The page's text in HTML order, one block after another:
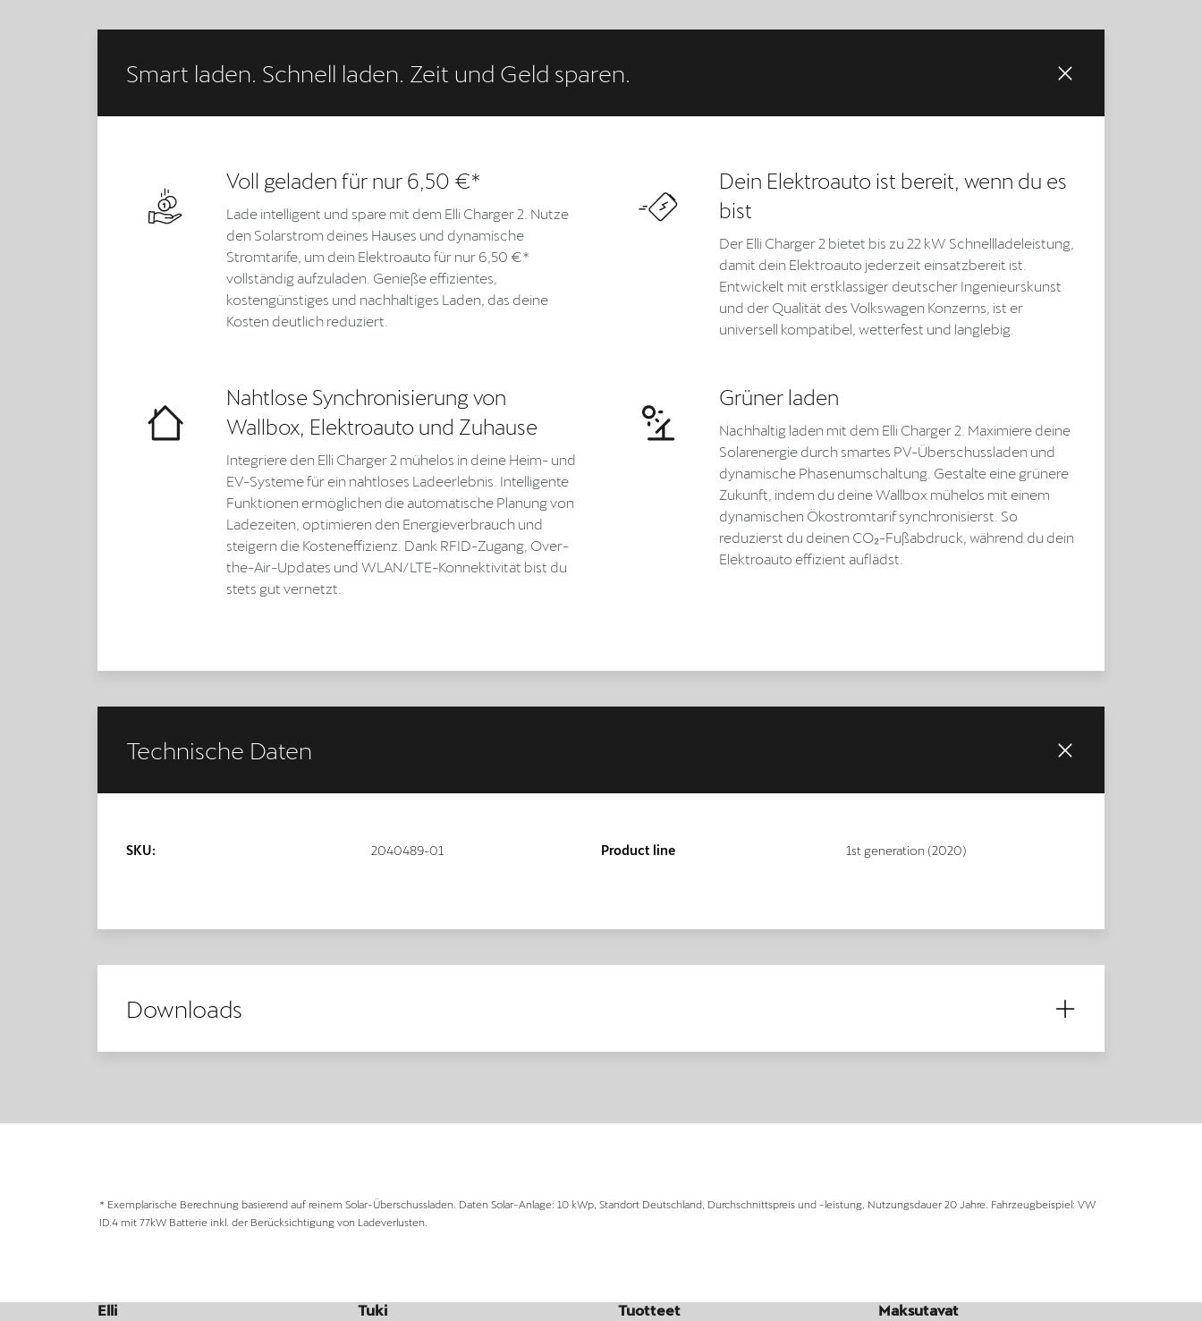
Smart laden. Schnell laden. Zeit und Geld sparen.
Voll geladen für nur 6,50 €*
Lade intelligent und spare mit dem Elli Charger 2. Nutze
den Solarstrom deines Hauses und dynamische
Stromtarife, um dein Elektroauto für nur 6,50 €*
vollständig aufzuladen. Genieße effizientes,
kostengünstiges und nachhaltiges Laden, das deine
Kosten deutlich reduziert.
Dein Elektroauto ist bereit, wenn du es
bist
Der Elli Charger 2 bietet bis zu 22 kW Schnellladeleistung,
damit dein Elektroauto jederzeit einsatzbereit ist.
Entwickelt mit erstklassiger deutscher Ingenieurskunst
und der Qualität des Volkswagen Konzerns, ist er
universell kompatibel, wetterfest und langlebig.
Nahtlose Synchronisierung von
Wallbox, Elektroauto und Zuhause
Integriere den Elli Charger 2 mühelos in deine Heim- und
EV-Systeme für ein nahtloses Ladeerlebnis. Intelligente
Funktionen ermöglichen die automatische Planung von
Ladezeiten, optimieren den Energieverbrauch und
steigern die Kosteneffizienz. Dank RFID-Zugang, Over-
the-Air-Updates und WLAN/LTE-Konnektivität bist du
stets gut vernetzt.
Grüner laden
Nachhaltig laden mit dem Elli Charger 2. Maximiere deine
Solarenergie durch smartes PV-Überschussladen und
dynamische Phasenumschaltung. Gestalte eine grünere
Zukunft, indem du deine Wallbox mühelos mit einem
dynamischen Ökostromtarif synchronisierst. So
reduzierst du deinen CO₂-Fußabdruck, während du dein
Elektroauto effizient auflädst.
Technische Daten
SKU: 2040489-01 Product line 1st generation (2020)
Downloads
* Exemplarische Berechnung basierend auf reinem Solar-Überschussladen. Daten Solar-Anlage: 10 kWp, Standort Deutschland, Durchschnittspreis und -leistung, Nutzungsdauer 20 Jahre. Fahrzeugbeispiel: VW
ID.4 mit 77kW Batterie inkl. der Berücksichtigung von Ladeverlusten.
Elli
Tuki
Tuotteet
Maksutavat